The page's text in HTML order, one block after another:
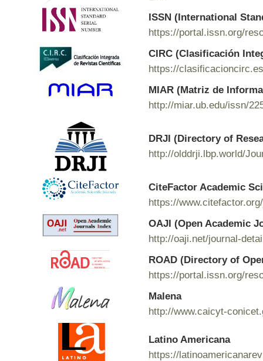
ISSN (International
https://portal.issn.org/
CIRC (Clasificación
https://
MIAR (Matriz de
http://miar.ub.edu/issn/
DRJI (Directory of
http://olddrji.lbp.world/
CiteFactor Academic
https://
OAJI (Open Academic
http://oaji.net/journal-
ROAD (Directory of
https://portal.issn.org/
Malena
http://www.caicyt-
Latino Americana
https://